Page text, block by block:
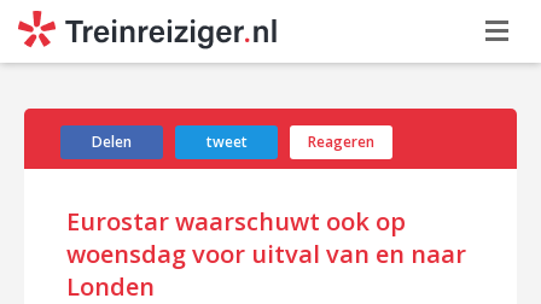
Delen tweet Reageren
Eurostar waarschuwt ook op
woensdag voor uitval van en naar
Londen